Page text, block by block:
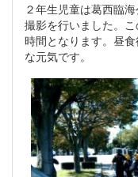
２年生児童は葛西臨
撮影を行いました。
時間となります。昼
な元気です。